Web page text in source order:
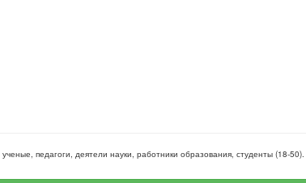
ученые, педагоги, деятели науки, работники образования, студенты (18-50).